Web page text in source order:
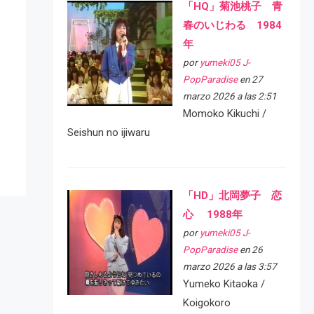
「HQ」菊池桃子 青
春のいじわる 1984
年
por yumeki05 J-
PopParadiseen 27
marzo 2026 a las 2:51
Momoko Kikuchi /
Seishun no ijiwaru
「HD」北岡夢子 恋
心 1988年
por yumeki05 J-
PopParadiseen 26
marzo 2026 a las 3:57
Yumeko Kitaoka /
Koigokoro